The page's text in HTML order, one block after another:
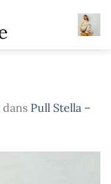
dans Pull Stella –